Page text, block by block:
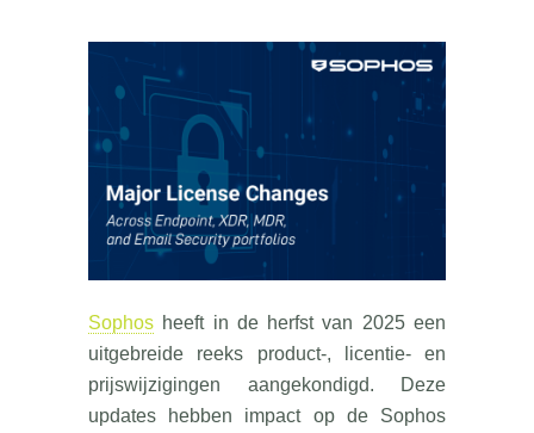
Sophos heeft in de herfst van 2025 een
uitgebreide reeks product-, licentie- en
prijswijzigingen aangekondigd. Deze
updates hebben impact op de Sophos